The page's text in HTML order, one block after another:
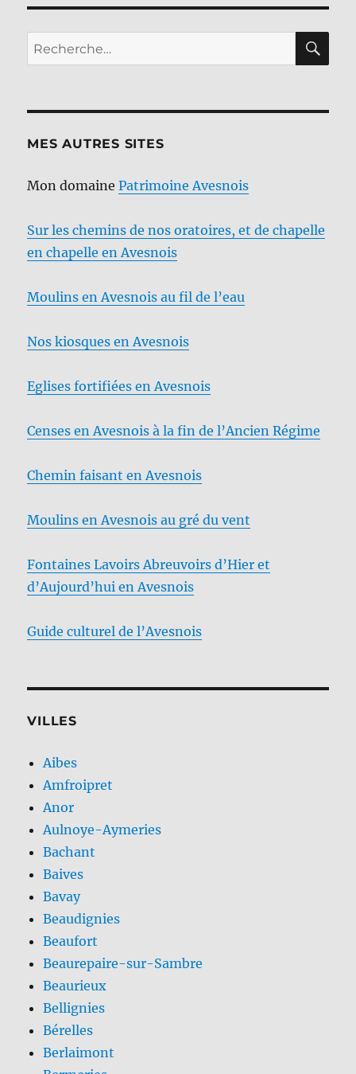
Recherche
pour :
MES AUTRES SITES
Mon domainePatrimoine Avesnois
Sur les chemins de nos oratoires, et de chapelle
en chapelle en Avesnois
Moulins en Avesnois au fil de l’eau
Nos kiosques en Avesnois
Eglises fortifiées en Avesnois
Censes en Avesnois à la fin de l’Ancien Régime
Chemin faisant en Avesnois
Moulins en Avesnois au gré du vent
Fontaines Lavoirs Abreuvoirs d’Hier et
d’Aujourd’hui en Avesnois
Guide culturel de l’Avesnois
VILLES
Aibes
Amfroipret
Anor
Aulnoye-Aymeries
Bachant
Baives
Bavay
Beaudignies
Beaufort
Beaurepaire-sur-Sambre
Beaurieux
Bellignies
Bérelles
Berlaimont